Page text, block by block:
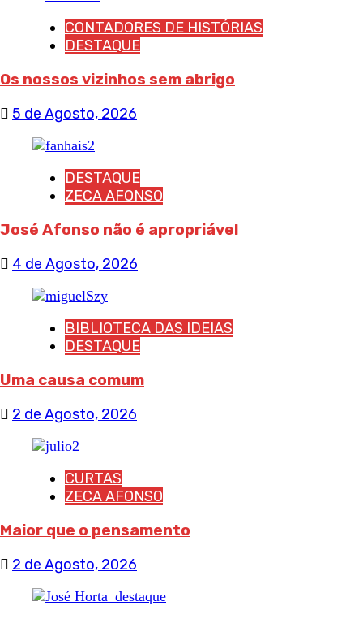
CONTADORES DE HISTÓRIAS
DESTAQUE
Os nossos vizinhos sem abrigo
5 de Agosto, 2026
DESTAQUE
ZECA AFONSO
José Afonso não é apropriável
4 de Agosto, 2026
BIBLIOTECA DAS IDEIAS
DESTAQUE
Uma causa comum
2 de Agosto, 2026
CURTAS
ZECA AFONSO
Maior que o pensamento
2 de Agosto, 2026